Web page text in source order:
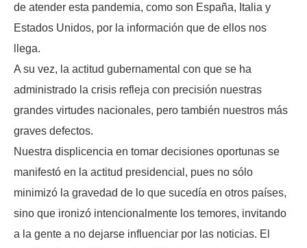
de atender esta pandemia, como son España, Italia y
Estados Unidos, por la información que de ellos nos
llega.
A su vez, la actitud gubernamental con que se ha
administrado la crisis refleja con precisión nuestras
grandes virtudes nacionales, pero también nuestros más
graves defectos.
Nuestra displicencia en tomar decisiones oportunas se
manifestó en la actitud presidencial, pues no sólo
minimizó la gravedad de lo que sucedía en otros países,
sino que ironizó intencionalmente los temores, invitando
a la gente a no dejarse influenciar por las noticias. El